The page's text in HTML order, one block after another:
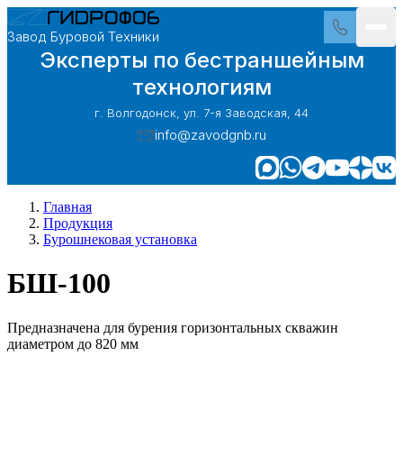
Завод Буровой Техники
Эксперты по бестраншейным
технологиям
г. Волгодонск, ул. 7-я Заводская, 44
info@zavodgnb.ru
Главная
Продукция
Бурошнековая установка
БШ-100
Предназначена для бурения горизонтальных скважин
диаметром до 820 мм